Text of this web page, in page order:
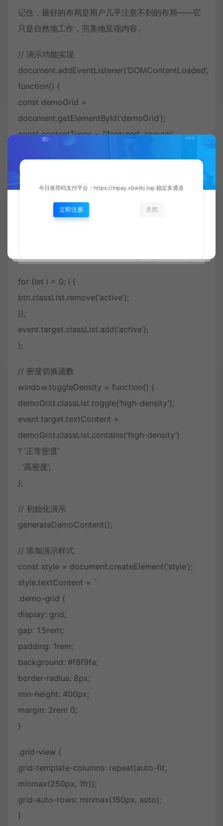
记住，最好的布局是用户几乎注意不到的布局——它
只是自然地工作，完美地呈现内容。
// 演示功能实现
document.addEventListener(‘DOMContentLoaded’,
function() {
const demoGrid =
document.getElementById(‘demoGrid’);
const contentTypes = [‘featured’, ‘regular’,
const colors = [‘#4a6cf7’, ‘#6c5ce7’, ‘#00b894’,
// 生成演示内容
function generateDemoContent() {
for (let i = 0; i {
btn.classList.remove(‘active’);
});
event.target.classList.add(‘active’);
};
// 密度切换函数
window.toggleDensity = function() {
demoGrid.classList.toggle(‘high-density’);
event.target.textContent =
demoGrid.classList.contains(‘high-density’)
? ‘正常密度’
: ‘高密度’;
};
// 初始化演示
generateDemoContent();
// 添加演示样式
const style = document.createElement(‘style’);
style.textContent = `
.demo-grid {
display: grid;
gap: 1.5rem;
padding: 1rem;
background: #f8f9fa;
border-radius: 8px;
min-height: 400px;
margin: 2rem 0;
}
.grid-view {
grid-template-columns: repeat(auto-fit,
minmax(250px, 1fr));
grid-auto-rows: minmax(150px, auto);
}
今日推荐码支付平台：https://mpay.xbwlkj.top 稳定多通道
立即注册 关闭